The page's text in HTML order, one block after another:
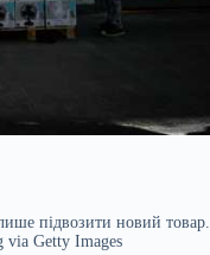
підвозити новий товар.
via Getty Images